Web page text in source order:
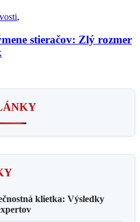
,
stieračov: Zlý rozmer
klietka: Výsledky